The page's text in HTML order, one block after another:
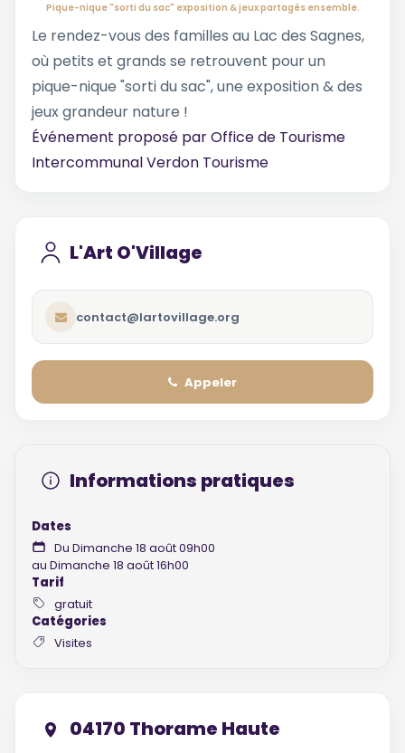
Pique-nique "sorti du sac" exposition & jeux partagés ensemble.
Le rendez-vous des familles au Lac des Sagnes,
où petits et grands se retrouvent pour un
pique-nique "sorti du sac", une exposition & des
jeux grandeur nature !
Événement proposé parOffice de Tourisme
Intercommunal Verdon Tourisme
L'Art O'Village
contact@lartovillage.org
Appeler
Informations pratiques
Dates
Du Dimanche 18 août 09h00
au Dimanche 18 août 16h00
Tarif
gratuit
Catégories
Visites
04170 Thorame Haute